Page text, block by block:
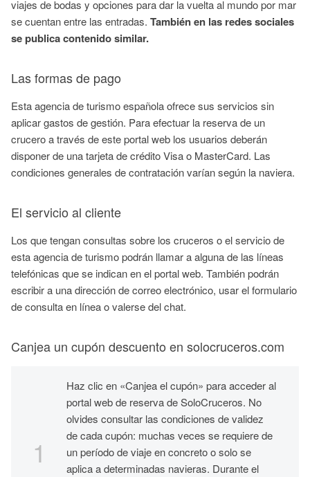
viajes de bodas y opciones para dar la vuelta al mundo por mar
se cuentan entre las entradas. También en las redes sociales
se publica contenido similar.
Las formas de pago
Esta agencia de turismo española ofrece sus servicios sin
aplicar gastos de gestión. Para efectuar la reserva de un
crucero a través de este portal web los usuarios deberán
disponer de una tarjeta de crédito Visa o MasterCard. Las
condiciones generales de contratación varían según la naviera.
El servicio al cliente
Los que tengan consultas sobre los cruceros o el servicio de
esta agencia de turismo podrán llamar a alguna de las líneas
telefónicas que se indican en el portal web. También podrán
escribir a una dirección de correo electrónico, usar el formulario
de consulta en línea o valerse del chat.
Canjea un cupón descuento en solocruceros.com
Haz clic en «Canjea el cupón» para acceder al
portal web de reserva de SoloCruceros. No
olvides consultar las condiciones de validez
de cada cupón: muchas veces se requiere de
un período de viaje en concreto o solo se
aplica a determinadas navieras. Durante el